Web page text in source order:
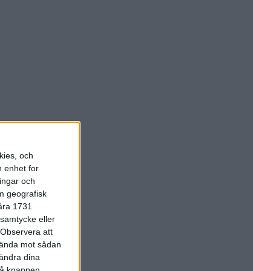
och
enhet for
och
geografisk
1731
eller
Observera att
mot sådan
dina